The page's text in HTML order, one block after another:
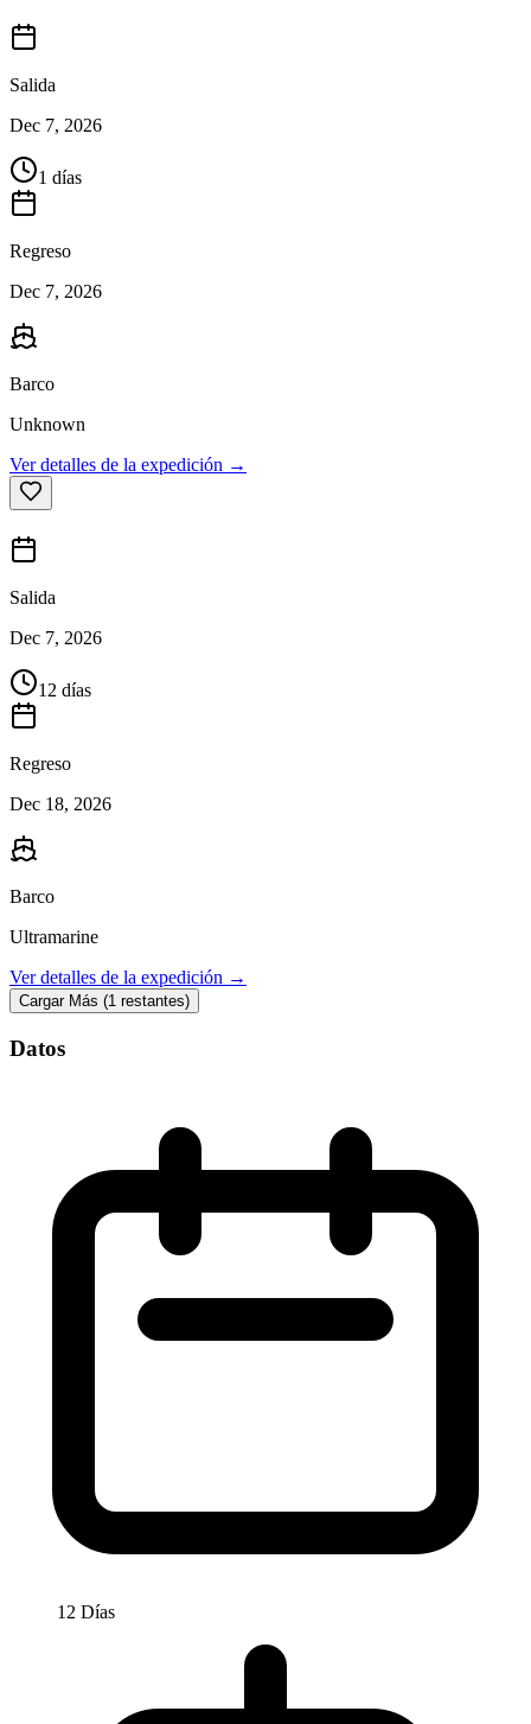
Salida
Dec 7, 2026
1 días
Regreso
Dec 7, 2026
Barco
Unknown
Ver detalles de la expedición →
Salida
Dec 7, 2026
12 días
Regreso
Dec 18, 2026
Barco
Ultramarine
Ver detalles de la expedición →
Cargar Más (1 restantes)
Datos
12 Días